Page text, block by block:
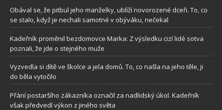
Obával se, že pitbul jeho manželky, ublíží novorozené dceři. To, co
se stalo, když je nechali samotné v obýváku, nečekal
Kadeřník proměnil bezdomovce Marka: Z výsledku cizí lidé sotva
poznali, že jde o stejného muže
Vyzvedla si dítě ve školce a jela domů. To, co našla na jeho těle, ji
do běla vytočilo
Přání postaršího zákazníka označil za nadlidský úkol. Kadeřník
však předvedl výkon z jiného světa